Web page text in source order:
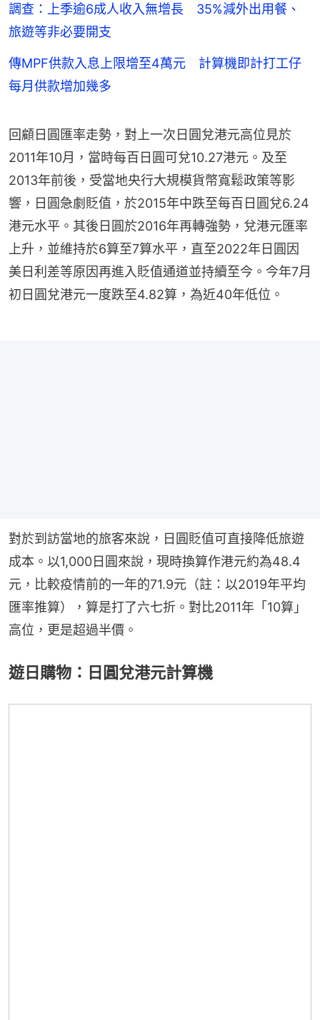
調查：上季逾6成人收入無增長 35%減外出用餐、
旅遊等非必要開支
傳MPF供款入息上限增至4萬元 計算機即計打工仔
每月供款增加幾多
回顧日圓匯率走勢，對上一次日圓兌港元高位見於
2011年10月，當時每百日圓可兌10.27港元。及至
2013年前後，受當地央行大規模貨幣寬鬆政策等影
響，日圓急劇貶值，於2015年中跌至每百日圓兌6.24
港元水平。其後日圓於2016年再轉強勢，兌港元匯率
上升，並維持於6算至7算水平，直至2022年日圓因
美日利差等原因再進入貶值通道並持續至今。今年7月
初日圓兌港元一度跌至4.82算，為近40年低位。
對於到訪當地的旅客來說，日圓貶值可直接降低旅遊
成本。以1,000日圓來說，現時換算作港元約為48.4
元，比較疫情前的一年的71.9元（註：以2019年平均
匯率推算），算是打了六七折。對比2011年「10算」
高位，更是超過半價。
遊日購物：日圓兌港元計算機